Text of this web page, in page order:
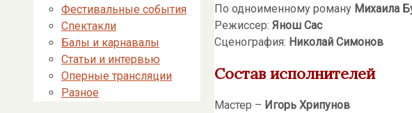
По одноименному роману Михаила
Режиссер: Янош Сас
Сценография: Николай Симонов
Состав исполнителей
Мастер – Игорь Хрипунов
Фестивальные события
Спектакли
Балы и карнавалы
Статьи и интервью
Оперные трансляции
Разное